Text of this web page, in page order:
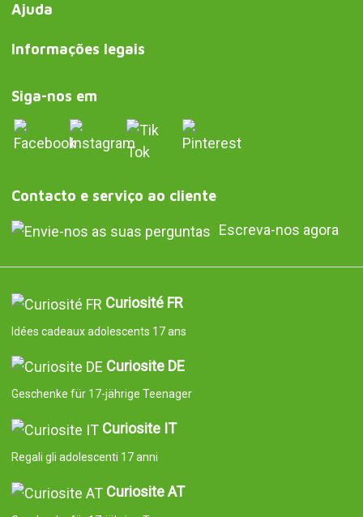
Ajuda
Informações legais
Siga-nos em
Contacto e serviço ao cliente
Escreva-nos agora
Curiosité FR
Idées cadeaux adolescents 17 ans
Curiosite DE
Geschenke für 17-jährige Teenager
Curiosite IT
Regali gli adolescenti 17 anni
Curiosite AT